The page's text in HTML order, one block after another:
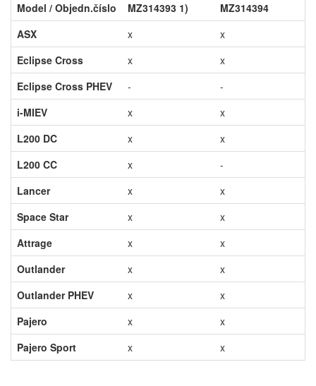
Model / Objedn.číslo
MZ314393 1)
MZ314394
ASX
x
x
Eclipse Cross
x
x
Eclipse Cross PHEV
-
-
i-MIEV
x
x
L200 DC
x
x
L200 CC
x
-
Lancer
x
x
Space Star
x
x
Attrage
x
x
Outlander
x
x
Outlander PHEV
x
x
Pajero
x
x
Pajero Sport
x x